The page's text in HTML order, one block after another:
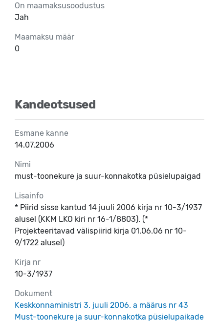
On maamaksusoodustus
Jah
Maamaksu määr
0
Kandeotsused
Esmane kanne
14.07.2006
Nimi
must-toonekure ja suur-konnakotka püsielupaigad
Lisainfo
* Piirid sisse kantud 14 juuli 2006 kirja nr 10-3/1937
alusel (KKM LKO kiri nr 16-1/8803). (*
Projekteeritavad välispiirid kirja 01.06.06 nr 10-
9/1722 alusel)
Kirja nr
10-3/1937
Dokument
Keskkonnaministri 3. juuli 2006. a määrus nr 43
Must-toonekure ja suur-konnakotka püsielupaikade